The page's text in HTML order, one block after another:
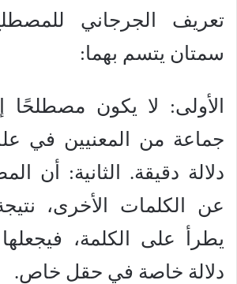
تعريف الجرجاني
سمتان يتسم بهما:
الأولى: لا يكون مصطلحًا
جماعة من المعنيين في
دلالة دقيقة. الثانية: أن
عن الكلمات الأخرى،
يطرأ على الكلمة،
دلالة خاصة في حقل خاص.